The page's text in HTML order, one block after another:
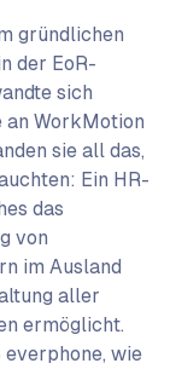
gründlichen
der EoR-
sich
an WorkMotion
sie all das,
Ein HR-
das
von
im Ausland
aller
ermöglicht.
wie